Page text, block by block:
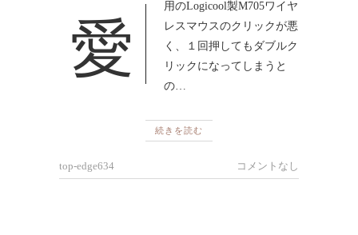
愛用のLogicool製M705ワイヤ
レスマウスのクリックが悪
く、１回押してもダブルク
リックになってしまうと
の…
続きを読む
top-edge634 コメントなし